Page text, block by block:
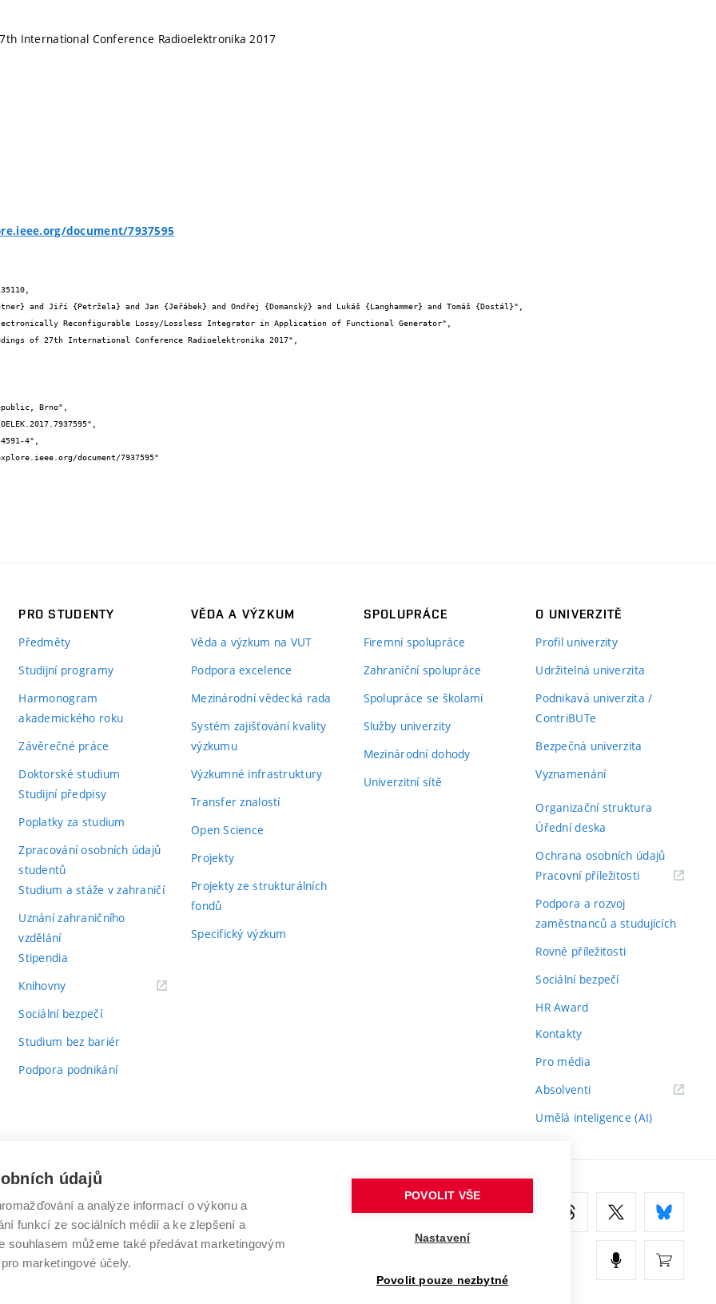
International Conference Radioelektronika 2017
document/7937595
PRO STUDENTY
Předměty
Studijní programy
Harmonogram
akademického roku
Závěrečné práce
Doktorské studium
Studijní předpisy
Poplatky za studium
Zpracování osobních údajů
studentů
Studium a stáže v zahraničí
Uznání zahraničního
vzdělání
Stipendia
Knihovny(externí
Sociální bezpečí
Studium bez bariér
Podpora podnikání
VĚDA A VÝZKUM
Věda a výzkum na VUT
Podpora excelence
Mezinárodní vědecká rada
Systém zajišťování kvality
výzkumu
Výzkumné infrastruktury
Transfer znalostí
Open Science
Projekty
Projekty ze strukturálních
fondů
Specifický výzkum
SPOLUPRÁCE
Firemní spolupráce
Zahraniční spolupráce
Spolupráce se školami
Služby univerzity
Mezinárodní dohody
Univerzitní sítě
O UNIVERZITĚ
Profil univerzity
Udržitelná univerzita
Podnikavá univerzita /
ContriBUTe
Bezpečná univerzita
Vyznamenání
Organizační struktura
Úřední deska
Ochrana osobních údajů
Pracovní příležitosti(externí
Podpora a rozvoj
zaměstnanců a studujících
Rovné příležitosti
Sociální bezpečí
HR Award
Kontakty
Pro média
Absolventi(externí
Umělá inteligence (AI)
VYSOKÉ UČENÍ TECHNICKÉ V BRNĚ
Antonínská 548/1
602 00 Brno
www.vut.cz
údajů
a analýze informací o výkonu a
funkcí ze sociálních médií a ke zlepšení a
souhlasem můžeme také předávat marketingovým
marketingové účely.
POVOLIT VŠE
Nastavení
Povolit pouze nezbytné